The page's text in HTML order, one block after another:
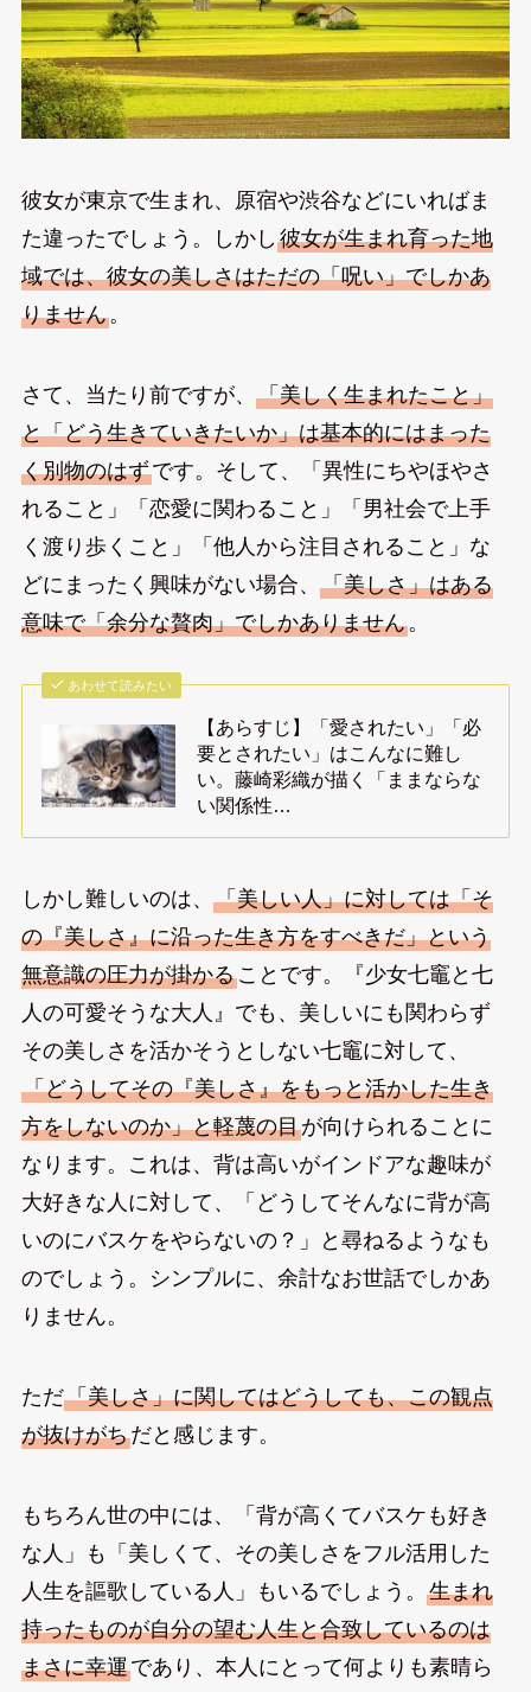
彼女が東京で生まれ、原宿や渋谷などにいればま
た違ったでしょう。しかし 彼女が生まれ育った地
域では、彼女の美しさはただの「呪い」でしかあ
りません。
さて、当たり前ですが、 「美しく生まれたこと」
と「どう生きていきたいか」は基本的にはまった
く別物のはずです。そして、「異性にちやほやさ
れること」「恋愛に関わること」「男社会で上手
く渡り歩くこと」「他人から注目されること」な
どにまったく興味がない場合、 「美しさ」はある
意味で「余分な贅肉」でしかありません。
あわせて読みたい
【あらすじ】「愛されたい」「必
要とされたい」はこんなに難し
い。藤崎彩織が描く「ままならな
い関係性…
しかし難しいのは、 「美しい人」に対しては「そ
の『美しさ』に沿った生き方をすべきだ」という
無意識の圧力が掛かることです。『少女七竈と七
人の可愛そうな大人』でも、美しいにも関わらず
その美しさを活かそうとしない七竈に対して、
「どうしてその『美しさ』をもっと活かした生き
方をしないのか」と軽蔑の目が向けられることに
なります。これは、背は高いがインドアな趣味が
大好きな人に対して、「どうしてそんなに背が高
いのにバスケをやらないの？」と尋ねるようなも
のでしょう。シンプルに、余計なお世話でしかあ
りません。
ただ「美しさ」に関してはどうしても、この観点
が抜けがちだと感じます。
もちろん世の中には、「背が高くてバスケも好き
な人」も「美しくて、その美しさをフル活用した
人生を謳歌している人」もいるでしょう。 生まれ
持ったものが自分の望む人生と合致しているのは
まさに幸運であり、本人にとって何よりも素晴ら